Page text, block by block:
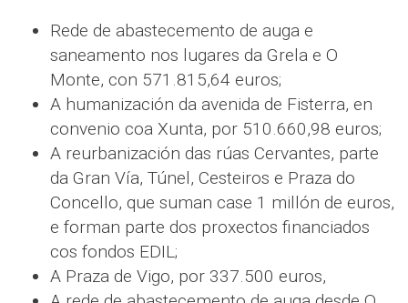
Rede de abastecemento de auga e
saneamento nos lugares da Grela e O
Monte, con 571.815,64 euros;
A humanización da avenida de Fisterra, en
convenio coa Xunta, por 510.660,98 euros;
A reurbanización das rúas Cervantes, parte
da Gran Vía, Túnel, Cesteiros e Praza do
Concello, que suman case 1 millón de euros,
e forman parte dos proxectos financiados
cos fondos EDIL;
A Praza de Vigo, por 337.500 euros,